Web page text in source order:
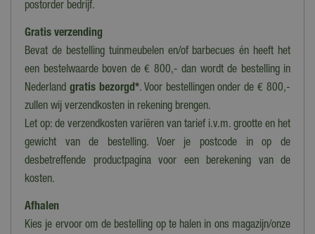
120 cm
Hoogte
107 cm
Diameter
120 cm
Tuinmeubeltrend
Organische vormen
postorder bedrijf.
Gratis verzending
Bevat de bestelling tuinmeubelen en/of barbecues én heeft het
een bestelwaarde boven de € 800,- dan wordt de bestelling in
Nederland gratis bezorgd*. Voor bestellingen onder de € 800,-
zullen wij verzendkosten in rekening brengen.
Let op: de verzendkosten variëren van tarief i.v.m. grootte en het
gewicht van de bestelling. Voer je postcode in op de
desbetreffende productpagina voor een berekening van de
kosten.
Afhalen
Kies je ervoor om de bestelling op te halen in ons magazijn/onze